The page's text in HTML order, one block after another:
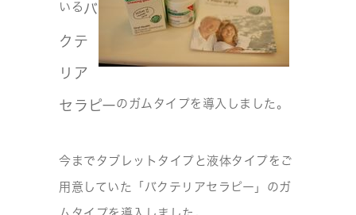
いる バ
クテ
リア
セラピーのガムタイプを導入しました。
今までタブレットタイプと液体タイプをご
用意していた「バクテリアセラピー」のガ